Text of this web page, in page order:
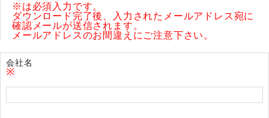
※ は必須入力です。
ダウンロード完了後、入力されたメールアドレス宛に
確認メールが送信されます。
メールアドレスのお間違えにご注意下さい。
会社名
※